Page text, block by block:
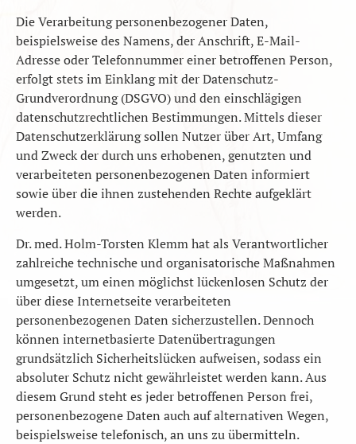
Die Verarbeitung personenbezogener Daten,
beispielsweise des Namens, der Anschrift, E-Mail-
Adresse oder Telefonnummer einer betroffenen Person,
erfolgt stets im Einklang mit der Datenschutz-
Grundverordnung (DSGVO) und den einschlägigen
datenschutzrechtlichen Bestimmungen. Mittels dieser
Datenschutzerklärung sollen Nutzer über Art, Umfang
und Zweck der durch uns erhobenen, genutzten und
verarbeiteten personenbezogenen Daten informiert
sowie über die ihnen zustehenden Rechte aufgeklärt
werden.
Dr. med. Holm-Torsten Klemm hat als Verantwortlicher
zahlreiche technische und organisatorische Maßnahmen
umgesetzt, um einen möglichst lückenlosen Schutz der
über diese Internetseite verarbeiteten
personenbezogenen Daten sicherzustellen. Dennoch
können internetbasierte Datenübertragungen
grundsätzlich Sicherheitslücken aufweisen, sodass ein
absoluter Schutz nicht gewährleistet werden kann. Aus
diesem Grund steht es jeder betroffenen Person frei,
personenbezogene Daten auch auf alternativen Wegen,
beispielsweise telefonisch, an uns zu übermitteln.